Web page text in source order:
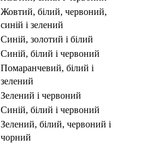
жовтий, білий, червоний,
синій і зелений
синій, золотий і білий
синій, білий і червоний
помаранчевий, білий і
зелений
зелений і червоний
синій, білий і червоний
зелений, білий, червоний і
чорний